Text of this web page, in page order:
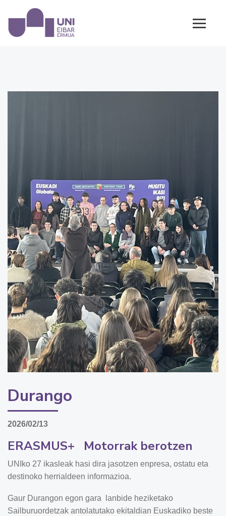
Durango
2026/02/13
ERASMUS+ Motorrak berotzen
UNIko 27 ikasleak hasi dira jasotzen enpresa, ostatu eta
destinoko herrialdeen informazioa.
Gaur Durangon egon gara lanbide heziketako
Sailburuordetzak antolatutako ekitaldian Euskadiko beste